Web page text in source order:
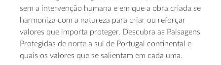
sem a intervenção humana e em que a obra criada se
harmoniza com a natureza para criar ou reforçar
valores que importa proteger. Descubra as Paisagens
Protegidas de norte a sul de Portugal continental e
quais os valores que se salientam em cada uma.